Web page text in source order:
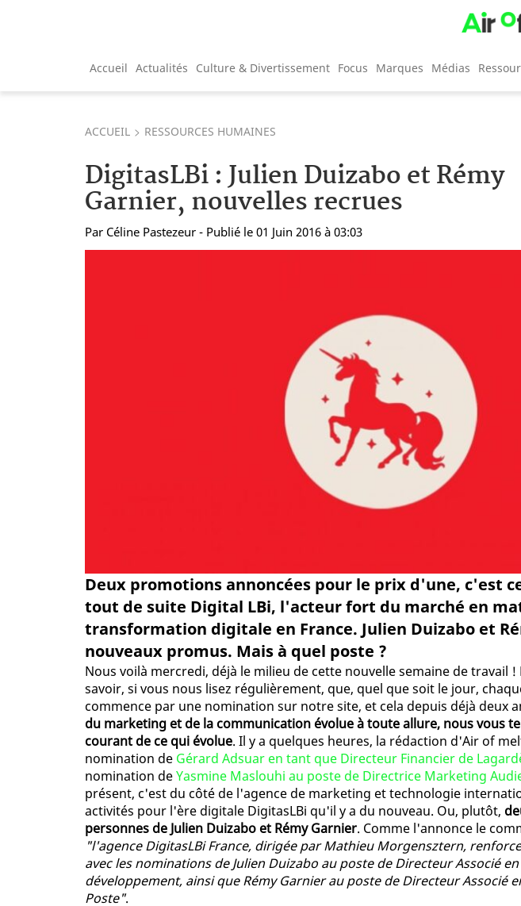
Accueil Actualités Culture & Divertissement Focus Marques Médias
ACCUEIL RESSOURCES HUMAINES
DigitasLBi : Julien Duizabo et Rémy
Garnier, nouvelles recrues
Par Céline Pastezeur - Publié le 01 Juin 2016 à 03:03
Deux promotions annoncées pour le prix d'une, c'est
tout de suite Digital LBi, l'acteur fort du marché en
transformation digitale en France. Julien Duizabo et
nouveaux promus. Mais à quel poste ?
Nous voilà mercredi, déjà le milieu de cette nouvelle semaine de travail !
savoir, si vous nous lisez régulièrement, que, quel que soit le jour,
commence par une nomination sur notre site, et cela depuis déjà deux
du marketing et de la communication évolue à toute allure, nous vous
courant de ce qui évolue. Il y a quelques heures, la rédaction d'Air of
nomination de Gérard Adsuar en tant que Directeur Financier de
nomination deYasmine Maslouhi au poste de Directrice Marketing
présent, c'est du côté de l'agence de marketing et technologie
activités pour l'ère digitale DigitasLBi qu'il y a du nouveau. Ou, plutôt,
personnes de Julien Duizabo et Rémy Garnier. Comme l'annonce le
"l'agence DigitasLBi France, dirigée par Mathieu Morgensztern,
avec les nominations de Julien Duizabo au poste de Directeur Associé
développement, ainsi que Rémy Garnier au poste de Directeur Associé
Poste".